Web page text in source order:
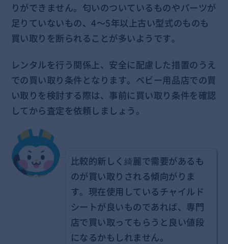
りができません。匂いのついているものやパーツが
足りていないもの、4～5年以上古い型式のものも
買い取りを断られることが多いようです。
レンタルを行う関係上、安全に配慮した措置のうえ
での買い取り条件となります。ベビー用品店での買
い取りを検討する際は、事前に買い取り条件を確認
してから査定を依頼しましょう。
比較的新しく綺麗で需要があるも
のが買い取りされる傾向がりま
す。現在使用しているチャイルド
シートが良いものであれば、専門
店で買い取ってもらうと良い値段
になるかもしれません。